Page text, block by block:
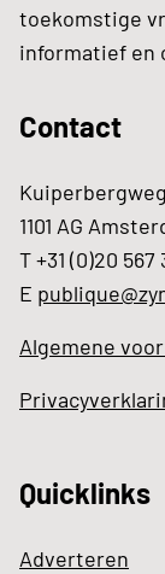
toekomstige
informatief en
Contact
1101 AG
T +31 (0)20 567
E
Algemene
Quicklinks
Adverteren